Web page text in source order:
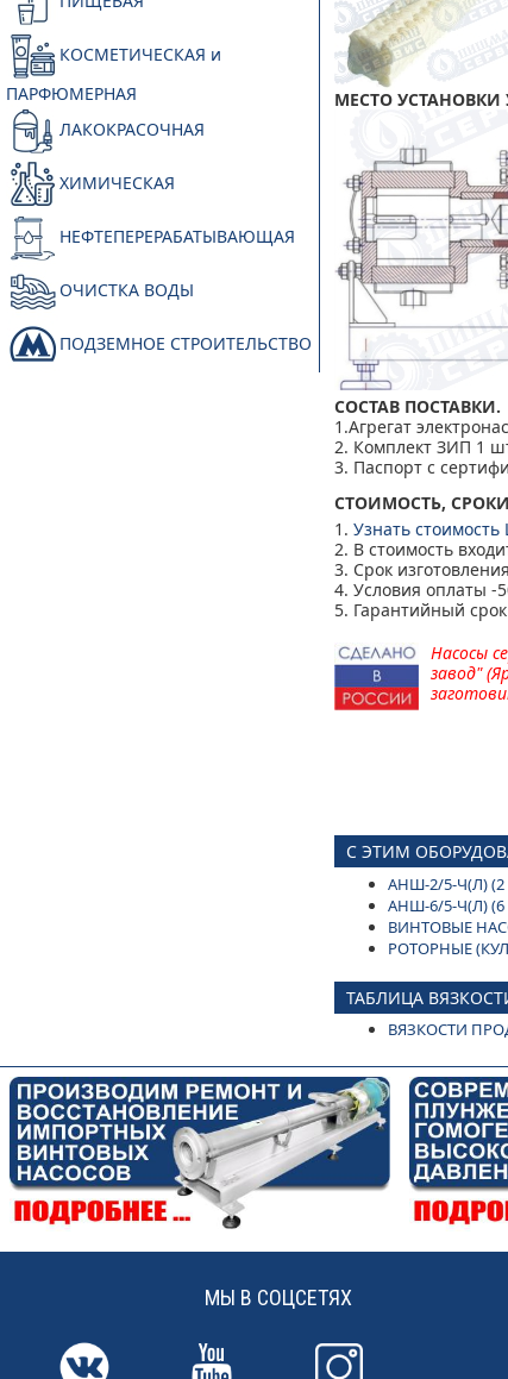
КОСМЕТИЧЕСКАЯ и
ПАРФЮМЕРНАЯ
ЛАКОКРАСОЧНАЯ
ХИМИЧЕСКАЯ
НЕФТЕПЕРЕРАБАТЫВАЮЩАЯ
ОЧИСТКА ВОДЫ
ПОДЗЕМНОЕ СТРОИТЕЛЬСТВО
МЕСТО
СОСТАВ ПОСТАВКИ.
1.Агрегат
2. Комплект ЗИП 1
3. Паспорт с
СТОИМОСТЬ,
1. Узнать
2. В стоимость
3. Срок
4. Условия оплаты -
5. Гарантийный
Насосы
завод"
С ЭТИМ
АНШ-2/5-Ч(Л)
АНШ-6/5-Ч(Л)
ВИНТОВЫЕ
РОТОРНЫЕ
ТАБЛИЦА
ВЯЗКОСТИ
МЫ В СОЦСЕТЯХ